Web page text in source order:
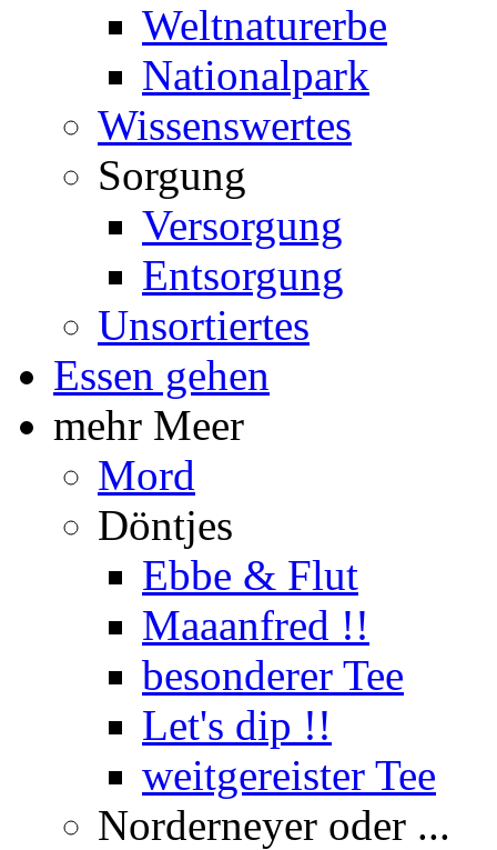
Weltnaturerbe
Nationalpark
Wissenswertes
Sorgung
Versorgung
Entsorgung
Unsortiertes
Essen gehen
mehr Meer
Mord
Döntjes
Ebbe & Flut
Maaanfred !!
besonderer Tee
Let's dip !!
weitgereister Tee
Norderneyer oder ...